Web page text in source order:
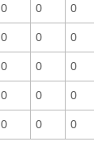
0 0 0
0 0 0
0 0 0
0 0 0
0 0 0